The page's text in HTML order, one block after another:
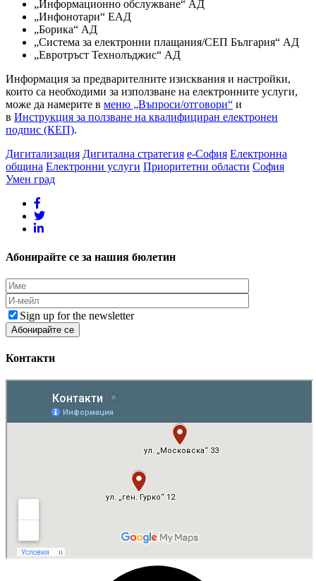
„Информационно обслужване“ АД
„Инфонотари“ ЕАД
„Борика“ АД
„Система за електронни плащания/СЕП България“ АД
„Евротръст Технолъджис“ АД
Информация за предварителните изисквания и настройки,
които са необходими за използване на електронните услуги,
може да намерите в меню „Въпроси/отговори“ и
в Инструкция за ползване на квалифициран електронен
подпис (КЕП).
Дигитализация Дигитална стратегия е-София Електронна
община Електронни услуги Приоритетни области София
Умен град
Абонирайте се за нашия бюлетин
Sign up for the newsletter
Контакти